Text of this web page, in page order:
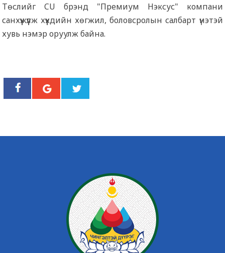
Төслийг CU брэнд "Премиум Нэксус" компани
санхүүжүүлж хүүхдийн хөгжил, боловсролын салбарт үнэтэй
хувь нэмэр оруулж байна.